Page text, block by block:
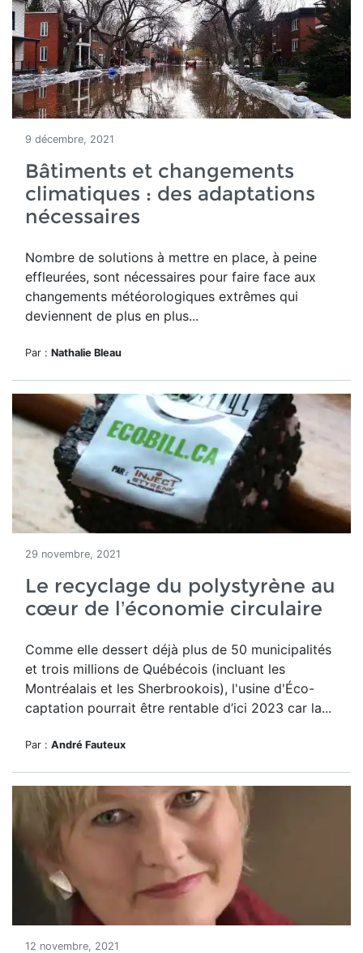
9 décembre, 2021
Bâtiments et changements
climatiques : des adaptations
nécessaires
Nombre de solutions à mettre en place, à peine
effleurées, sont nécessaires pour faire face aux
changements météorologiques extrêmes qui
deviennent de plus en plus...
Par : Nathalie Bleau
29 novembre, 2021
Le recyclage du polystyrène au
cœur de l’économie circulaire
Comme elle dessert déjà plus de 50 municipalités
et trois millions de Québécois (incluant les
Montréalais et les Sherbrookois), l'usine d'Éco-
captation pourrait être rentable d’ici 2023 car la...
Par : André Fauteux
12 novembre, 2021